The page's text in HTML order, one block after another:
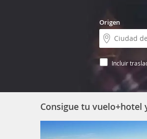
Origen
Incluir
Consigue tu vuelo+hotel